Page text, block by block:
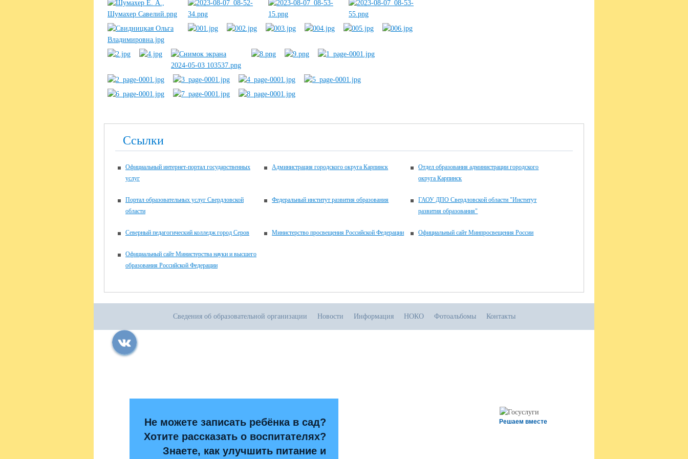
Ссылки
Официальный интернет-портал государственных
услуг
Администрация городского округа Карпинск
Отдел образования администрации городского
округа Карпинск
Портал образовательных услуг Свердловской
области
Федеральный институт развития образования
ГАОУ ДПО Свердловской области "Институт
развития образования"
Северный педагогический колледж город Серов Министерство просвещения Российской Федерации Официальный сайт Минпросвещения России
Официальный сайт Министерства науки и высшего
образования Российской Федерации
Сведения об образовательной организации Новости Информация НОКО Фотоальбомы Контакты
Решаем вместе
Не можете записать ребёнка в сад?
Хотите рассказать о воспитателях?
Знаете, как улучшить питание и